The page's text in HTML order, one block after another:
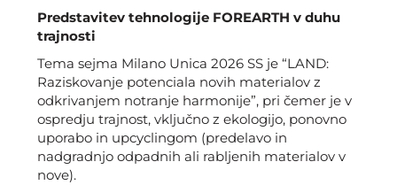
Predstavitev tehnologije FOREARTH v duhu
trajnosti
Tema sejma Milano Unica 2026 SS je “LAND:
Raziskovanje potenciala novih materialov z
odkrivanjem notranje harmonije”, pri čemer je v
ospredju trajnost, vključno z ekologijo, ponovno
uporabo in upcyclingom (predelavo in
nadgradnjo odpadnih ali rabljenih materialov v
nove).